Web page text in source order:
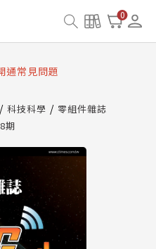
0
系統維護中，本站同步暫
讀資產合併與書櫃開通申請
通常見問題
重要說明及資產合併結果
墨系統維護中，本站同步暫
科技科學
零組件雜誌
期